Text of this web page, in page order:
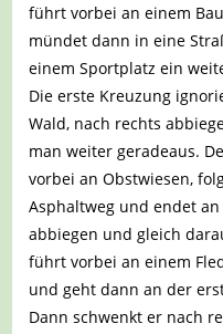
führt vorbei an einem
mündet dann in eine
einem Sportplatz ein
Die erste Kreuzung
Wald, nach rechts
man weiter geradeaus.
vorbei an Obstwiesen,
Asphaltweg und endet
abbiegen und gleich
führt vorbei an einem
und geht dann an der
Dann schwenkt er nach